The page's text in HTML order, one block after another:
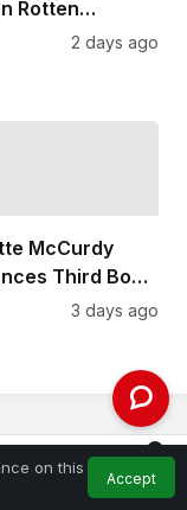
Rotten
as Bourdain
2 days ago
McCurdy
Third Book
year’
3 days ago
on this
Accept
Notifications